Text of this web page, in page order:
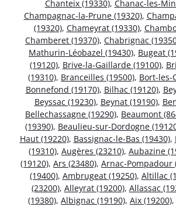
Chanteix (19330), Chanac-les-
Champagnac-la-Prune (19320),
(19320), Chameyrat (19330),
Chamberet (19370), Chabrignac
Mathurin-Léobazel (19430), Bugeat
(19120), Brive-la-Gaillarde (19100),
(19310), Branceilles (19500), Bort-les-
Bonnefond (19170), Bilhac (19120),
Beyssac (19230), Beynat (19190),
Bellechassagne (19290), Beaumont
(19390), Beaulieu-sur-Dordogne
Haut (19220), Bassignac-le-Bas (19430),
(19310), Augères (23210), Aubazine
(19120), Ars (23480), Arnac-Pompadour
(19400), Ambrugeat (19250), Altillac
(23200), Alleyrat (19200), Allassac
(19380), Albignac (19190), Aix (19200),